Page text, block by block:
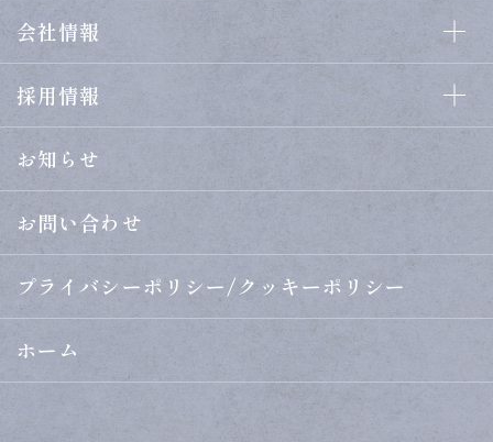
ブレンド
製品づくりの流れ
ODM・OEM
食品素材
MillGlobe製品一覧
「おいしさ」へのこだわり
研究機関・企業との連携
安全・安心・高品質のために
会社情報
会社概要
海外事業
持続可能な社会に向けて
採用情報
採用情報
新卒採用
キャリア採用
お知らせ
お問い合わせ
プライバシーポリシー/クッキーポリシー
ホーム